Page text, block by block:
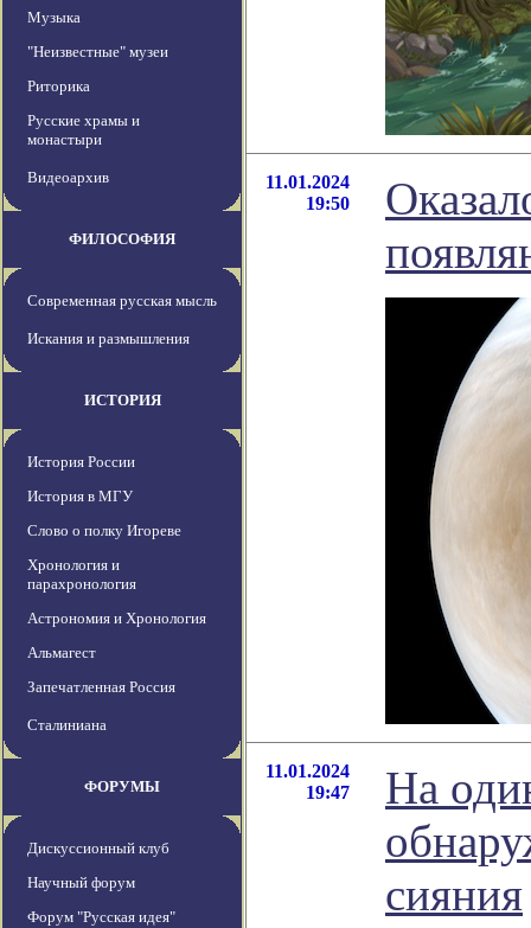
Музыка
"Неизвестные" музеи
Риторика
Русские храмы и
монастыри
Видеоархив
ФИЛОСОФИЯ
Современная русская мысль
Искания и размышления
ИСТОРИЯ
История России
История в МГУ
Слово о полку Игореве
Хронология и
парахронология
Астрономия и Хронология
Альмагест
Запечатленная Россия
Сталиниана
ФОРУМЫ
Дискуссионный клуб
Научный форум
Форум "Русская идея"
11.01.2024
19:50
11.01.2024
19:47
На
сияния